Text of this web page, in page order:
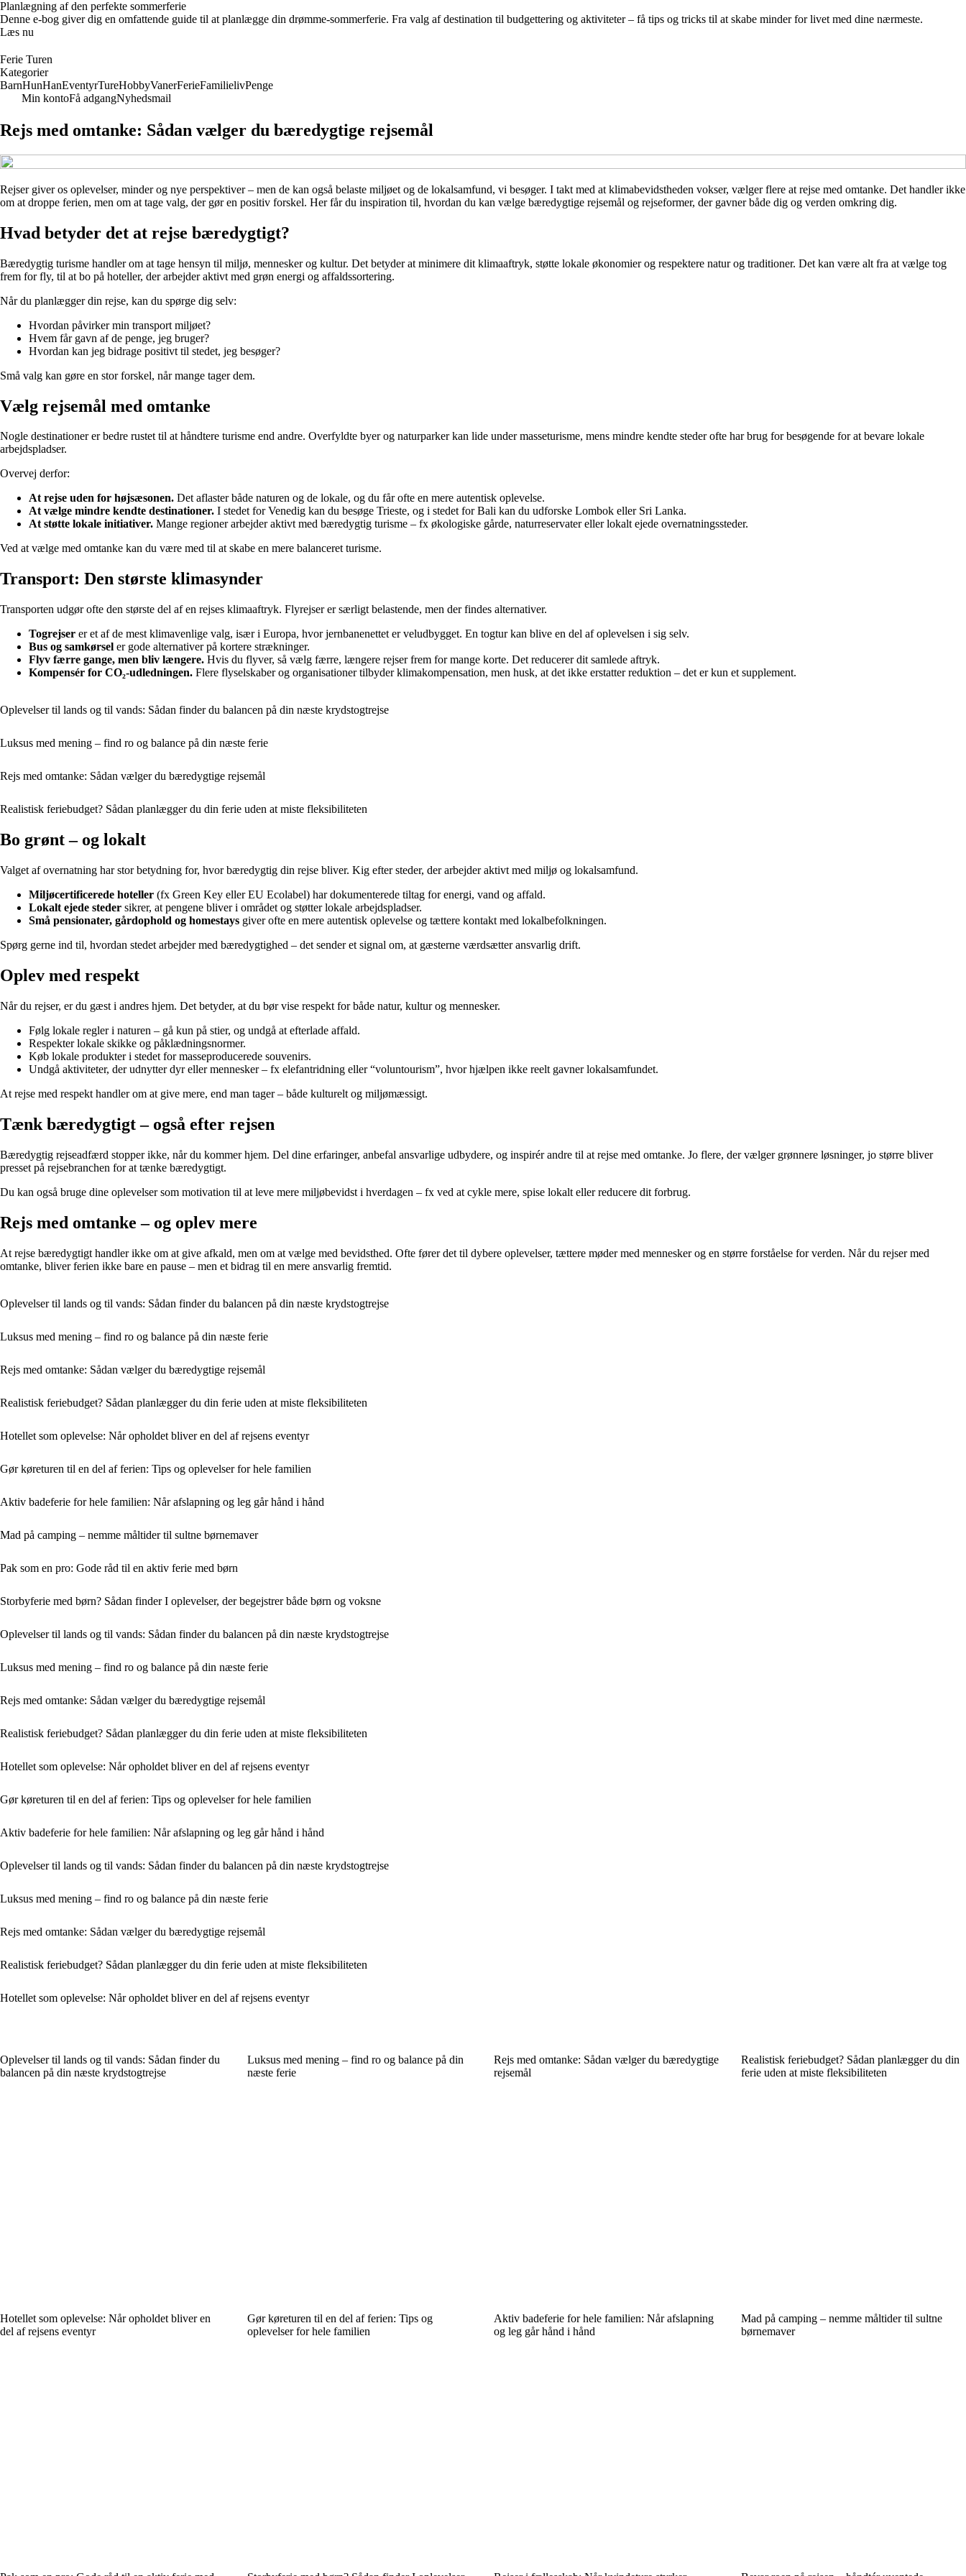
Planlægning af den perfekte sommerferie
Denne e-bog giver dig en omfattende guide til at planlægge din drømme-sommerferie. Fra valg af destination til budgettering og aktiviteter – få tips og tricks til at skabe minder for livet med dine nærmeste.
Læs nu
Ferie Turen
Kategorier
BarnHunHanEventyrTureHobbyVanerFerieFamilielivPenge
Min kontoFå adgangNyhedsmail
Rejs med omtanke: Sådan vælger du bæredygtige rejsemål
Rejser giver os oplevelser, minder og nye perspektiver – men de kan også belaste miljøet og de lokalsamfund, vi besøger. I takt med at klimabevidstheden vokser, vælger flere at rejse med omtanke. Det handler ikke
om at droppe ferien, men om at tage valg, der gør en positiv forskel. Her får du inspiration til, hvordan du kan vælge bæredygtige rejsemål og rejseformer, der gavner både dig og verden omkring dig.
Hvad betyder det at rejse bæredygtigt?
Bæredygtig turisme handler om at tage hensyn til miljø, mennesker og kultur. Det betyder at minimere dit klimaaftryk, støtte lokale økonomier og respektere natur og traditioner. Det kan være alt fra at vælge tog
frem for fly, til at bo på hoteller, der arbejder aktivt med grøn energi og affaldssortering.
Når du planlægger din rejse, kan du spørge dig selv:
Hvordan påvirker min transport miljøet?
Hvem får gavn af de penge, jeg bruger?
Hvordan kan jeg bidrage positivt til stedet, jeg besøger?
Små valg kan gøre en stor forskel, når mange tager dem.
Vælg rejsemål med omtanke
Nogle destinationer er bedre rustet til at håndtere turisme end andre. Overfyldte byer og naturparker kan lide under masseturisme, mens mindre kendte steder ofte har brug for besøgende for at bevare lokale
arbejdspladser.
Overvej derfor:
At rejse uden for højsæsonen. Det aflaster både naturen og de lokale, og du får ofte en mere autentisk oplevelse.
At vælge mindre kendte destinationer. I stedet for Venedig kan du besøge Trieste, og i stedet for Bali kan du udforske Lombok eller Sri Lanka.
At støtte lokale initiativer. Mange regioner arbejder aktivt med bæredygtig turisme – fx økologiske gårde, naturreservater eller lokalt ejede overnatningssteder.
Ved at vælge med omtanke kan du være med til at skabe en mere balanceret turisme.
Transport: Den største klimasynder
Transporten udgør ofte den største del af en rejses klimaaftryk. Flyrejser er særligt belastende, men der findes alternativer.
Togrejser er et af de mest klimavenlige valg, især i Europa, hvor jernbanenettet er veludbygget. En togtur kan blive en del af oplevelsen i sig selv.
Bus og samkørsel er gode alternativer på kortere strækninger.
Flyv færre gange, men bliv længere. Hvis du flyver, så vælg færre, længere rejser frem for mange korte. Det reducerer dit samlede aftryk.
Kompensér for CO₂-udledningen. Flere flyselskaber og organisationer tilbyder klimakompensation, men husk, at det ikke erstatter reduktion – det er kun et supplement.
Oplevelser til lands og til vands: Sådan finder du balancen på din næste krydstogtrejse
Luksus med mening – find ro og balance på din næste ferie
Rejs med omtanke: Sådan vælger du bæredygtige rejsemål
Realistisk feriebudget? Sådan planlægger du din ferie uden at miste fleksibiliteten
Bo grønt – og lokalt
Valget af overnatning har stor betydning for, hvor bæredygtig din rejse bliver. Kig efter steder, der arbejder aktivt med miljø og lokalsamfund.
Miljøcertificerede hoteller (fx Green Key eller EU Ecolabel) har dokumenterede tiltag for energi, vand og affald.
Lokalt ejede steder sikrer, at pengene bliver i området og støtter lokale arbejdspladser.
Små pensionater, gårdophold og homestays giver ofte en mere autentisk oplevelse og tættere kontakt med lokalbefolkningen.
Spørg gerne ind til, hvordan stedet arbejder med bæredygtighed – det sender et signal om, at gæsterne værdsætter ansvarlig drift.
Oplev med respekt
Når du rejser, er du gæst i andres hjem. Det betyder, at du bør vise respekt for både natur, kultur og mennesker.
Følg lokale regler i naturen – gå kun på stier, og undgå at efterlade affald.
Respekter lokale skikke og påklædningsnormer.
Køb lokale produkter i stedet for masseproducerede souvenirs.
Undgå aktiviteter, der udnytter dyr eller mennesker – fx elefantridning eller “voluntourism”, hvor hjælpen ikke reelt gavner lokalsamfundet.
At rejse med respekt handler om at give mere, end man tager – både kulturelt og miljømæssigt.
Tænk bæredygtigt – også efter rejsen
Bæredygtig rejseadfærd stopper ikke, når du kommer hjem. Del dine erfaringer, anbefal ansvarlige udbydere, og inspirér andre til at rejse med omtanke. Jo flere, der vælger grønnere løsninger, jo større bliver
presset på rejsebranchen for at tænke bæredygtigt.
Du kan også bruge dine oplevelser som motivation til at leve mere miljøbevidst i hverdagen – fx ved at cykle mere, spise lokalt eller reducere dit forbrug.
Rejs med omtanke – og oplev mere
At rejse bæredygtigt handler ikke om at give afkald, men om at vælge med bevidsthed. Ofte fører det til dybere oplevelser, tættere møder med mennesker og en større forståelse for verden. Når du rejser med
omtanke, bliver ferien ikke bare en pause – men et bidrag til en mere ansvarlig fremtid.
Oplevelser til lands og til vands: Sådan finder du balancen på din næste krydstogtrejse
Luksus med mening – find ro og balance på din næste ferie
Rejs med omtanke: Sådan vælger du bæredygtige rejsemål
Realistisk feriebudget? Sådan planlægger du din ferie uden at miste fleksibiliteten
Hotellet som oplevelse: Når opholdet bliver en del af rejsens eventyr
Gør køreturen til en del af ferien: Tips og oplevelser for hele familien
Aktiv badeferie for hele familien: Når afslapning og leg går hånd i hånd
Mad på camping – nemme måltider til sultne børnemaver
Pak som en pro: Gode råd til en aktiv ferie med børn
Storbyferie med børn? Sådan finder I oplevelser, der begejstrer både børn og voksne
Oplevelser til lands og til vands: Sådan finder du balancen på din næste krydstogtrejse
Luksus med mening – find ro og balance på din næste ferie
Rejs med omtanke: Sådan vælger du bæredygtige rejsemål
Realistisk feriebudget? Sådan planlægger du din ferie uden at miste fleksibiliteten
Hotellet som oplevelse: Når opholdet bliver en del af rejsens eventyr
Gør køreturen til en del af ferien: Tips og oplevelser for hele familien
Aktiv badeferie for hele familien: Når afslapning og leg går hånd i hånd
Oplevelser til lands og til vands: Sådan finder du balancen på din næste krydstogtrejse
Luksus med mening – find ro og balance på din næste ferie
Rejs med omtanke: Sådan vælger du bæredygtige rejsemål
Realistisk feriebudget? Sådan planlægger du din ferie uden at miste fleksibiliteten
Hotellet som oplevelse: Når opholdet bliver en del af rejsens eventyr
Oplevelser til lands og til vands: Sådan finder du
balancen på din næste krydstogtrejse
Luksus med mening – find ro og balance på din
næste ferie
Rejs med omtanke: Sådan vælger du bæredygtige
rejsemål
Realistisk feriebudget? Sådan planlægger du din
ferie uden at miste fleksibiliteten
Hotellet som oplevelse: Når opholdet bliver en
del af rejsens eventyr
Gør køreturen til en del af ferien: Tips og
oplevelser for hele familien
Aktiv badeferie for hele familien: Når afslapning
og leg går hånd i hånd
Mad på camping – nemme måltider til sultne
børnemaver